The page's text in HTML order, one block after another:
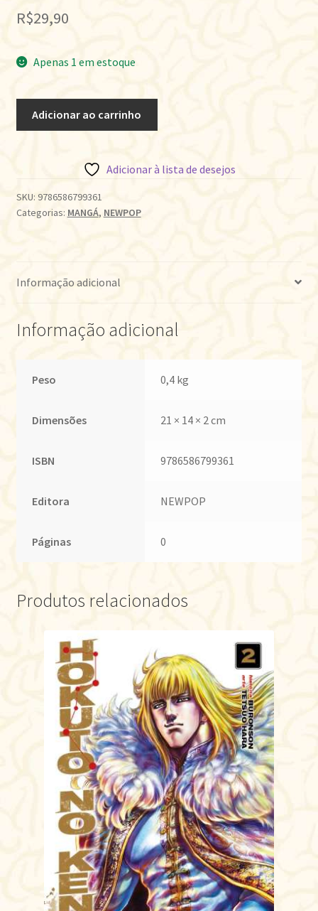
R$29,90
Apenas 1 em estoque
AMIGO
quantidade
Adicionar ao carrinho
Adicionar à lista de desejos
SKU: 9786586799361
Categorias: MANGÁ, NEWPOP
Informação adicional
Informação adicional
Peso 0,4 kg
Dimensões 21 × 14 × 2 cm
ISBN 9786586799361
Editora NEWPOP
Páginas 0
Produtos relacionados